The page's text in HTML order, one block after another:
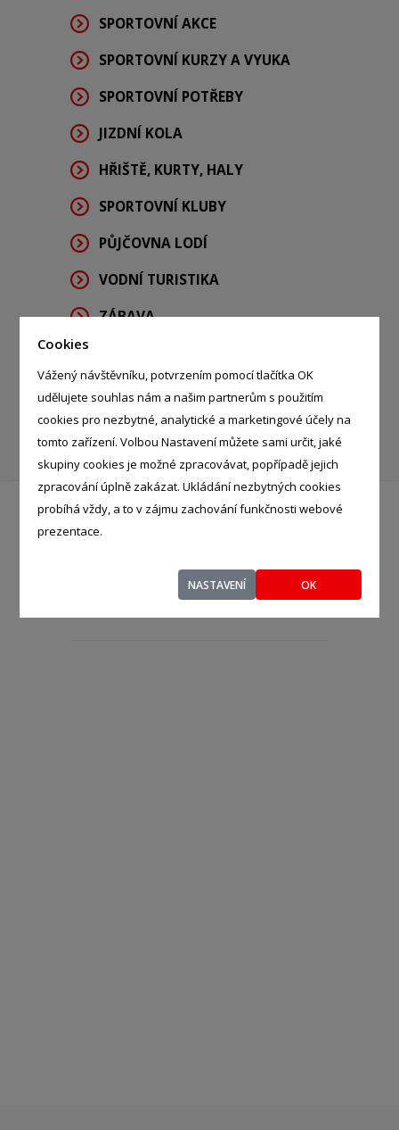
Cookies
Vážený návštěvníku, potvrzením pomocí tlačítka OK
udělujete souhlas nám a našim partnerům s použitím
cookies pro nezbytné, analytické a marketingové účely na
tomto zařízení. Volbou Nastavení můžete sami určit, jaké
skupiny cookies je možné zpracovávat, popřípadě jejich
zpracování úplně zakázat. Ukládání nezbytných cookies
probíhá vždy, a to v zájmu zachování funkčnosti webové
prezentace.
NASTAVENÍ OK
SPORTOVNÍ AKCE
SPORTOVNÍ KURZY A VYUKA
SPORTOVNÍ POTŘEBY
JIZDNÍ KOLA
HŘIŠTĚ, KURTY, HALY
SPORTOVNÍ KLUBY
PŮJČOVNA LODÍ
VODNÍ TURISTIKA
ZÁBAVA
LODNÍ DOPRAVA
PLAVBA LODÍ
MKZ STROJE s.r.o.
U smaltovny 1381/26, Praha -
Holešovice, 17000